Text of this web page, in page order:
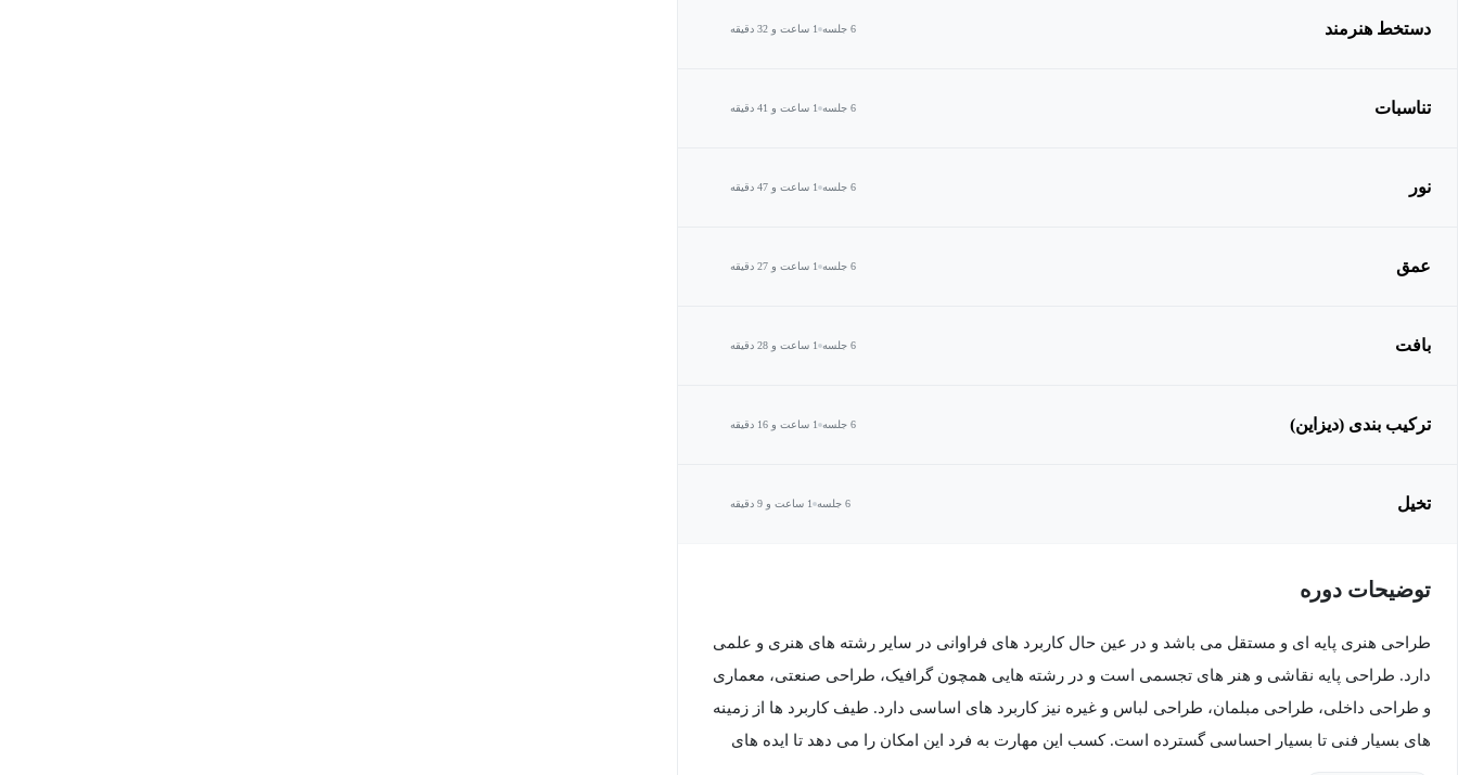
دستخط هنرمند 6 جلسه 1 ساعت و 32 دقیقه
تناسبات 6 جلسه 1 ساعت و 41 دقیقه
نور 6 جلسه 1 ساعت و 47 دقیقه
عمق 6 جلسه 1 ساعت و 27 دقیقه
بافت 6 جلسه 1 ساعت و 28 دقیقه
ترکیب بندی (دیزاین) 6 جلسه 1 ساعت و 16 دقیقه
تخیل 6 جلسه 1 ساعت و 9 دقیقه
توضیحات دوره
طراحی هنری پایه ای و مستقل می باشد و در عین حال کاربرد های فراوانی در سایر رشته های هنری و علمی
دارد. طراحی پایه نقاشی و هنر های تجسمی است و در رشته هایی همچون گرافیک، طراحی صنعتی، معماری
و طراحی داخلی، طراحی مبلمان، طراحی لباس و غیره نیز کاربرد های اساسی دارد. طیف کاربرد ها از زمینه
های بسیار فنی تا بسیار احساسی گسترده است. کسب این مهارت به فرد این امکان را می دهد تا ایده های